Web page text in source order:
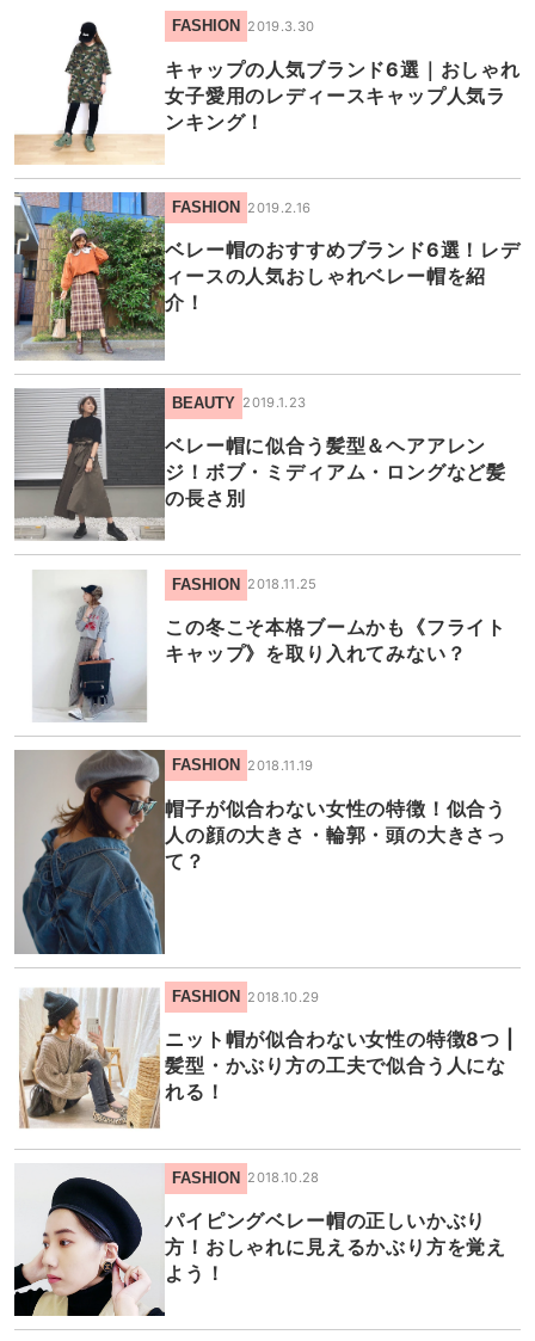
FASHION 2019.3.30
キャップの人気ブランド6選｜おしゃれ
女子愛用のレディースキャップ人気ラ
ンキング！
FASHION 2019.2.16
ベレー帽のおすすめブランド6選！レデ
ィースの人気おしゃれベレー帽を紹
介！
BEAUTY 2019.1.23
ベレー帽に似合う髪型＆ヘアアレン
ジ！ボブ・ミディアム・ロングなど髪
の長さ別
FASHION 2018.11.25
この冬こそ本格ブームかも《フライト
キャップ》を取り入れてみない？
FASHION 2018.11.19
帽子が似合わない女性の特徴！似合う
人の顔の大きさ・輪郭・頭の大きさっ
て？
FASHION 2018.10.29
ニット帽が似合わない女性の特徴8つ |
髪型・かぶり方の工夫で似合う人にな
れる！
FASHION 2018.10.28
パイピングベレー帽の正しいかぶり
方！おしゃれに見えるかぶり方を覚え
よう！